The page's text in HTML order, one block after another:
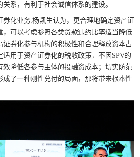
系，有利于社会诚信体系的建设。
券化业务, 杨凯生认为，更合理地确定资产证
，可以考虑参照各类贷款违约比率适当降低
证券化参与机构的积极性和合理释放资本占
适用于资产证券化的税收政策，不因 SPV的
效降低各参与主体的投融资成本；切实防范
成了一种刚性兑付的局面，那将带来根本性